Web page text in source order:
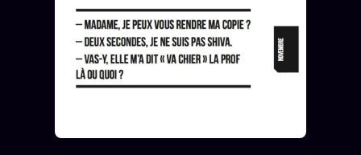
Lectures des sœurs
Bienvenue nouveau membre
Manifeste pricing